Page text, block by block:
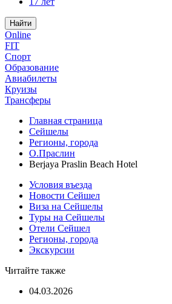
Найти
Online
FIT
Спорт
Образование
Авиабилеты
Круизы
Трансферы
Главная страница
Сейшелы
Регионы, города
О.Праслин
Berjaya Praslin Beach Hotel
Условия въезда
Новости Сейшел
Виза на Сейшелы
Туры на Сейшелы
Отели Сейшел
Регионы, города
Экскурсии
Читайте также
04.03.2026